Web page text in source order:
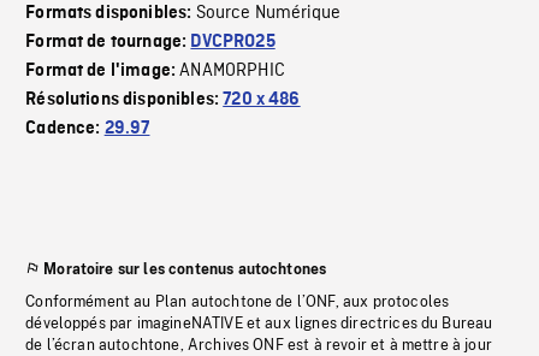
Formats disponibles: Source Numérique
Format de tournage: DVCPRO25
Format de l'image:ANAMORPHIC
Résolutions disponibles:720 x 486
Cadence: 29.97
Moratoire sur les contenus autochtones
Conformément au Plan autochtone de l’ONF, aux protocoles
développés par imagineNATIVE et aux lignes directrices du Bureau
de l’écran autochtone, Archives ONF est à revoir et à mettre à jour